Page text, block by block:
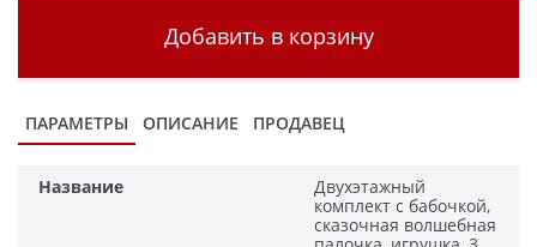
Добавить в корзину
ПАРАМЕТРЫ ОПИСАНИЕ ПРОДАВЕЦ
Название
Двухэтажный
комплект с бабочкой,
сказочная волшебная